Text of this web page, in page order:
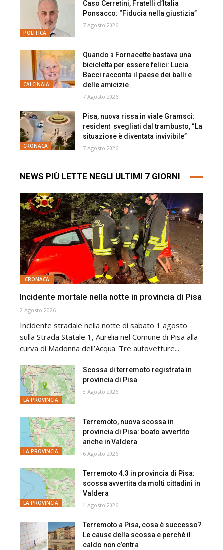
POLITICA
Caso Cerretini, Fratelli d’Italia
Ponsacco: “Fiducia nella giustizia”
7 Agosto 2026
CALCINAIA
Quando a Fornacette bastava una
bicicletta per essere felici: Lucia
Bacci racconta il paese dei balli e
delle amicizie
7 Agosto 2026
CRONACA
Pisa, nuova rissa in viale Gramsci:
residenti svegliati dal trambusto, “La
situazione è diventata invivibile”
7 Agosto 2026
NEWS PIÙ LETTE NEGLI ULTIMI 7 GIORNI
CRONACA
Incidente mortale nella notte in provincia di Pisa
2 Agosto 2026
Incidente stradale nella notte di sabato 1 agosto
sulla Strada Statale 1, Aurelia nel Comune di Pisa alla
curva di Madonna dell’Acqua. Tre autovetture...
LA PROVINCIA
Scossa di terremoto registrata in
provincia di Pisa
3 Agosto 2026
LA PROVINCIA
Terremoto, nuova scossa in
provincia di Pisa: boato avvertito
anche in Valdera
6 Agosto 2026
LA PROVINCIA
Terremoto 4.3 in provincia di Pisa:
scossa avvertita da molti cittadini in
Valdera
4 Agosto 2026
Terremoto a Pisa, cosa è successo?
Le cause della scossa e perché il
caldo non c’entra